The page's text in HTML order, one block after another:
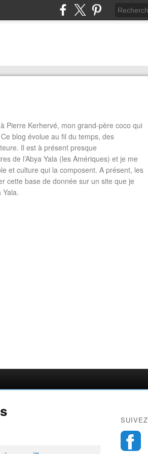
Pierre Kerhervé, mon grand-père coco qui
blog évolue au fil du temps, des
Il est à présent presque
de l’Abya Yala (les Amériques) et je me
et culture qui la composent. A présent, les
cette base de donnée sur un site que je
Yala.